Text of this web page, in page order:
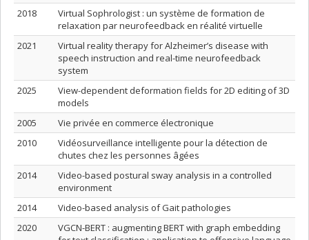
2018
Virtual Sophrologist : un système de formation de
relaxation par neurofeedback en réalité virtuelle
2021
Virtual reality therapy for Alzheimer’s disease with
speech instruction and real-time neurofeedback
system
2025
View-dependent deformation fields for 2D editing of 3D
models
2005
Vie privée en commerce électronique
2010
Vidéosurveillance intelligente pour la détection de
chutes chez les personnes âgées
2014
Video-based postural sway analysis in a controlled
environment
2014
Video-based analysis of Gait pathologies
2020
VGCN-BERT : augmenting BERT with graph embedding